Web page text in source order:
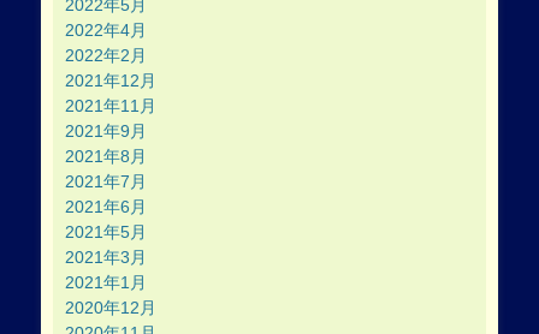
2022年5月
2022年4月
2022年2月
2021年12月
2021年11月
2021年9月
2021年8月
2021年7月
2021年6月
2021年5月
2021年3月
2021年1月
2020年12月